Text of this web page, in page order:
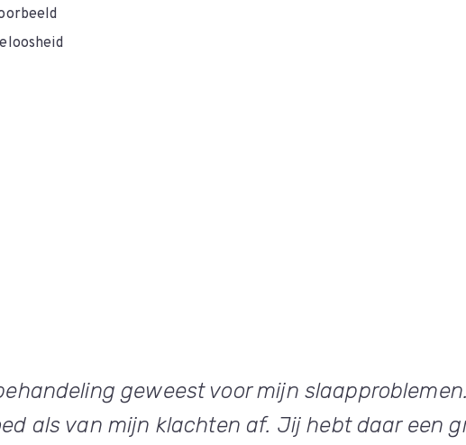
geweest voor mijn
als van mijn klachten af. Jij hebt daar een